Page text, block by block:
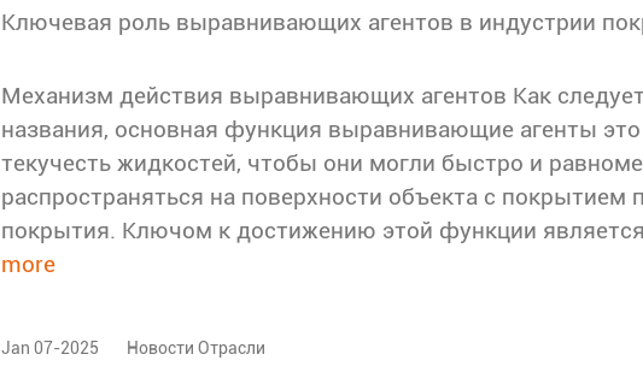
Механизм действия выравнивающих агентов Как
названия, основная функция выравнивающие агенты
текучесть жидкостей, чтобы они могли быстро и
распространяться на поверхности объекта с покрытием
покрытия. Ключом к достижению этой функции является
more
Jan 07-2025 Новости Отрасли